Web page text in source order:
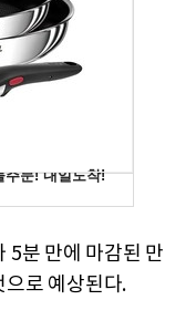
5분 만에 마감된 만
으로 예상된다.